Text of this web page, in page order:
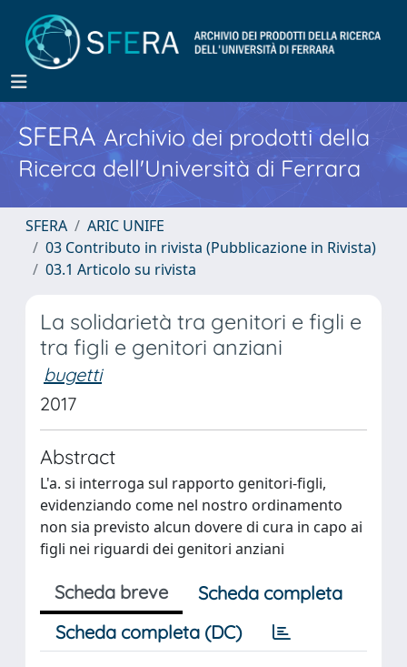
SFERA Archivio dei prodotti della
Ricerca dell'Università di Ferrara
SFERA
ARIC UNIFE
03 Contributo in rivista (Pubblicazione in Rivista)
03.1 Articolo su rivista
La solidarietà tra genitori e figli e
tra figli e genitori anziani
bugetti
2017
Abstract
L'a. si interroga sul rapporto genitori-figli,
evidenziando come nel nostro ordinamento
non sia previsto alcun dovere di cura in capo ai
figli nei riguardi dei genitori anziani
Scheda breve
Scheda completa
Scheda completa (DC)